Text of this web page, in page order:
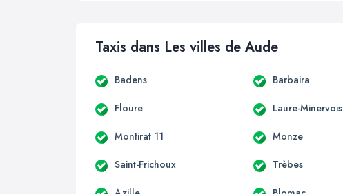
Taxis dans Les villes de Aude
Badens Barbaira
Floure Laure-Minervois
Montirat 11 Monze
Saint-Frichoux Trèbes